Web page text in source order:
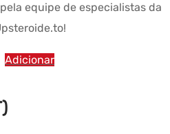
equipe de especialistas da
Adicionar